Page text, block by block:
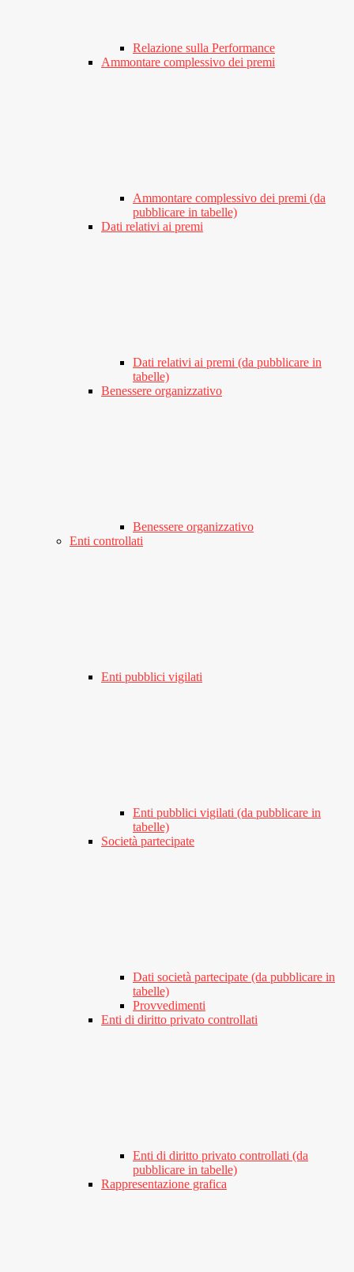
Relazione sulla Performance
Ammontare complessivo dei premi
Ammontare complessivo dei premi (da
pubblicare in tabelle)
Dati relativi ai premi
Dati relativi ai premi (da pubblicare in
tabelle)
Benessere organizzativo
Benessere organizzativo
Enti controllati
Enti pubblici vigilati
Enti pubblici vigilati (da pubblicare in
tabelle)
Società partecipate
Dati società partecipate (da pubblicare in
tabelle)
Provvedimenti
Enti di diritto privato controllati
Enti di diritto privato controllati (da
pubblicare in tabelle)
Rappresentazione grafica